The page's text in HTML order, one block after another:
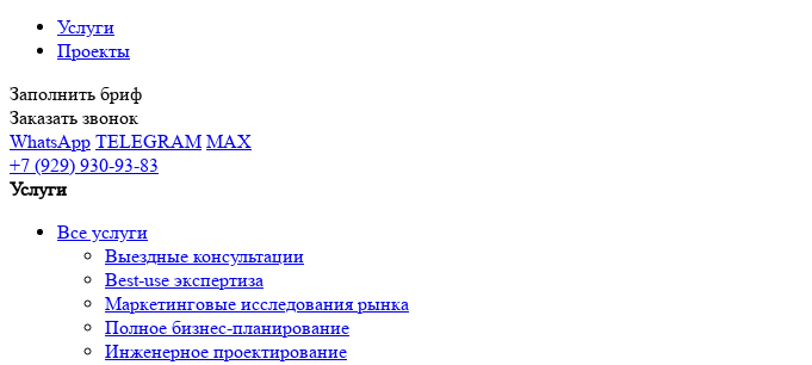
Услуги
Проекты
Заполнить бриф
Заказать звонок
WhatsApp TELEGRAM MAX
+7 (929) 930-93-83
Услуги
Все услуги
Выездные консультации
Best-use экспертиза
Маркетинговые исследования рынка
Полное бизнес-планирование
Инженерное проектирование